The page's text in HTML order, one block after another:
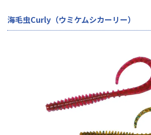
海毛虫Curly（ウミケムシカーリー）